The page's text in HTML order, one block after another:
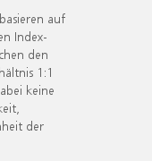
auf
Index-
den
1:1
keine
der